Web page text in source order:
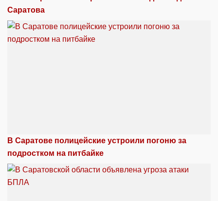
Саратова
В Саратове полицейские устроили погоню за
подростком на питбайке